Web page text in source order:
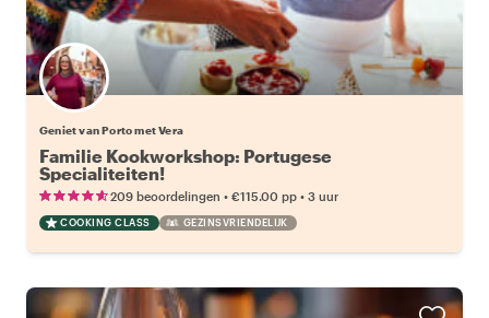
Geniet van Porto met Vera
Familie Kookworkshop: Portugese
Specialiteiten!
209 beoordelingen • €115.00 pp • 3 uur
COOKING CLASS GEZINSVRIENDELIJK